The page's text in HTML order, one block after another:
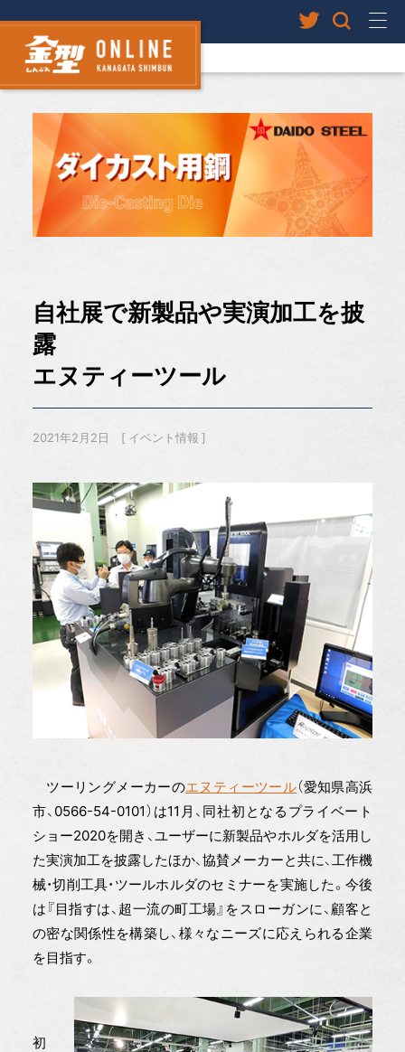
自社展で新製品や実演加工を披
露
エヌティーツール
2021年2月2日 イベント情報
ツーリングメーカーのエヌティーツール（愛知県高浜
市、0566-54-0101）は11月、同社初となるプライベート
ショー2020を開き、ユーザーに新製品やホルダを活用し
た実演加工を披露したほか、協賛メーカーと共に、工作機
械・切削工具・ツールホルダのセミナーを実施した。今後
は『目指すは、超一流の町工場』をスローガンに、顧客と
の密な関係性を構築し、様々なニーズに応えられる企業
を目指す。
初